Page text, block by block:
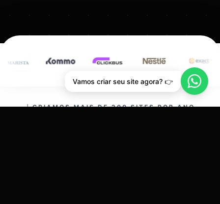
CRIAMOS MAIS DE 200 SITES POR ANO.
Vamos criar seu site agora? 👉